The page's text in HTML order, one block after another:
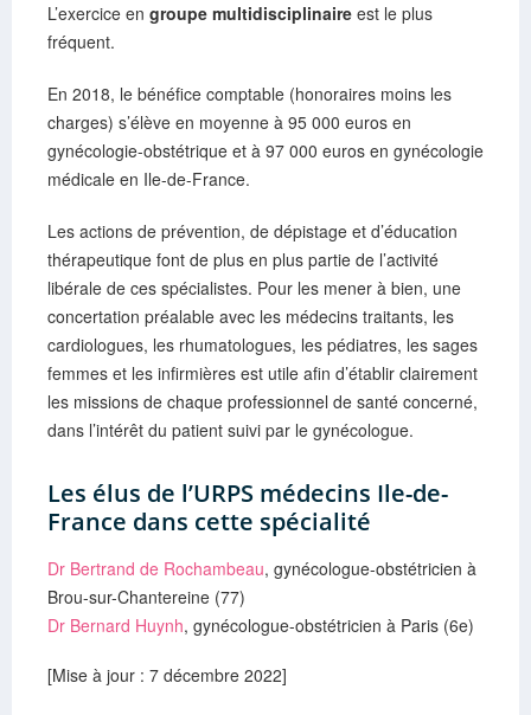
L’exercice en groupe multidisciplinaire est le plus
fréquent.
En 2018, le bénéfice comptable (honoraires moins les
charges) s’élève en moyenne à 95 000 euros en
gynécologie-obstétrique et à 97 000 euros en gynécologie
médicale en Ile-de-France.
Les actions de prévention, de dépistage et d’éducation
thérapeutique font de plus en plus partie de l’activité
libérale de ces spécialistes. Pour les mener à bien, une
concertation préalable avec les médecins traitants, les
cardiologues, les rhumatologues, les pédiatres, les sages
femmes et les infirmières est utile afin d’établir clairement
les missions de chaque professionnel de santé concerné,
dans l’intérêt du patient suivi par le gynécologue.
Les élus de l’URPS médecins Ile-de-
France dans cette spécialité
Dr Bertrand de Rochambeau, gynécologue-obstétricien à
Brou-sur-Chantereine (77)
Dr Bernard Huynh, gynécologue-obstétricien à Paris (6e)
[Mise à jour : 7 décembre 2022]